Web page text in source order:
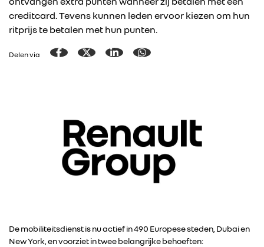
creditcard. Tevens kunnen leden ervoor kiezen om hun
ritprijs te betalen met hun punten.
Delen via
De mobiliteitsdienst is nu actief in 490 Europese steden, Dubai en
New York, en voorziet in twee belangrijke behoeften: